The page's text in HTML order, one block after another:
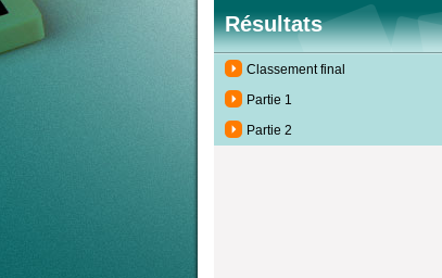
Résultats
Classement final
Partie 1
Partie 2